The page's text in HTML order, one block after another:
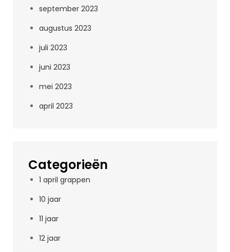
september 2023
augustus 2023
juli 2023
juni 2023
mei 2023
april 2023
Categorieën
1 april grappen
10 jaar
11 jaar
12 jaar